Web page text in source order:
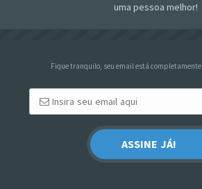
uma pessoa melhor!
Fique tranquilo, seu email está completamente